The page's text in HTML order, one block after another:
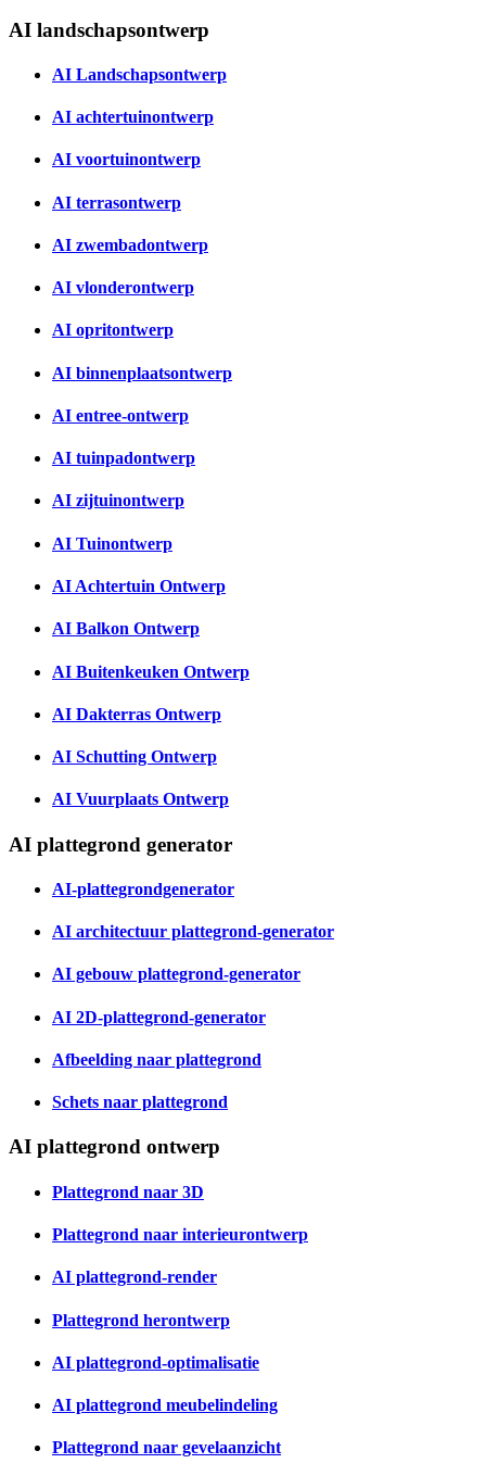
AI landschapsontwerp
AI Landschapsontwerp
AI achtertuinontwerp
AI voortuinontwerp
AI terrasontwerp
AI zwembadontwerp
AI vlonderontwerp
AI opritontwerp
AI binnenplaatsontwerp
AI entree-ontwerp
AI tuinpadontwerp
AI zijtuinontwerp
AI Tuinontwerp
AI Achtertuin Ontwerp
AI Balkon Ontwerp
AI Buitenkeuken Ontwerp
AI Dakterras Ontwerp
AI Schutting Ontwerp
AI Vuurplaats Ontwerp
AI plattegrond generator
AI-plattegrondgenerator
AI architectuur plattegrond-generator
AI gebouw plattegrond-generator
AI 2D-plattegrond-generator
Afbeelding naar plattegrond
Schets naar plattegrond
AI plattegrond ontwerp
Plattegrond naar 3D
Plattegrond naar interieurontwerp
AI plattegrond-render
Plattegrond herontwerp
AI plattegrond-optimalisatie
AI plattegrond meubelindeling
Plattegrond naar gevelaanzicht